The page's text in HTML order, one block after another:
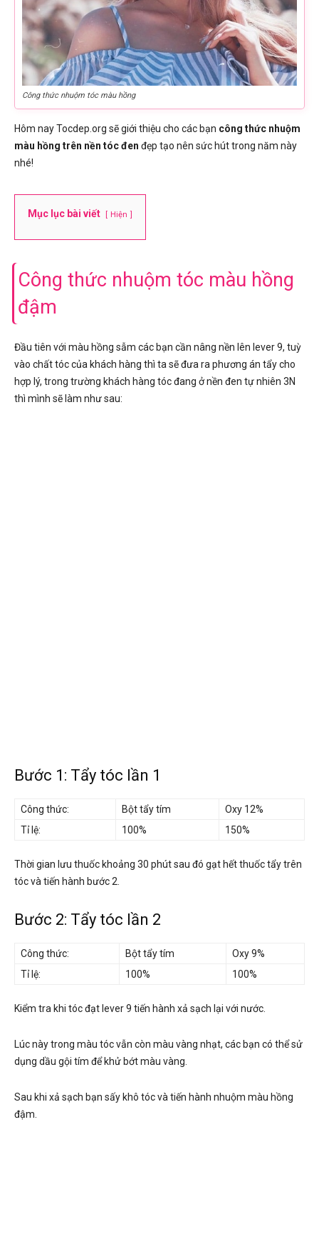
Công thức nhuộm tóc màu hồng
Hôm nay Tocdep.org sẽ giới thiệu cho các bạn công thức nhuộm
màu hồng trên nền tóc đen đẹp tạo nên sức hút trong năm này
nhé!
Mục lục bài viết Hiện
Công thức nhuộm tóc màu hồng
đậm
Đầu tiên với màu hồng sẫm các bạn cần nâng nền lên lever 9, tuỳ
vào chất tóc của khách hàng thì ta sẽ đưa ra phương án tẩy cho
hợp lý, trong trường khách hàng tóc đang ở nền đen tự nhiên 3N
thì mình sẽ làm như sau:
Bước 1: Tẩy tóc lần 1
Công thức: Bột tẩy tím
Oxy 12%
Tỉ lệ:
100% 150%
Thời gian lưu thuốc khoảng 30 phút sau đó gạt hết thuốc tẩy trên
tóc và tiến hành bước 2.
Bước 2: Tẩy tóc lần 2
Công thức: Bột tẩy tím
Oxy 9%
Tỉ lệ:
100% 100%
Kiểm tra khi tóc đạt lever 9 tiến hành xả sạch lại với nước.
Lúc này trong màu tóc vẫn còn màu vàng nhạt, các bạn có thể sử
dụng dầu gội tím để khử bớt màu vàng.
Sau khi xả sạch bạn sấy khô tóc và tiến hành nhuộm màu hồng
đậm.